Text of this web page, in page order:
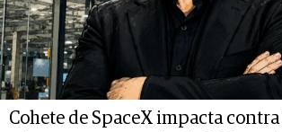
Cohete de SpaceX impacta